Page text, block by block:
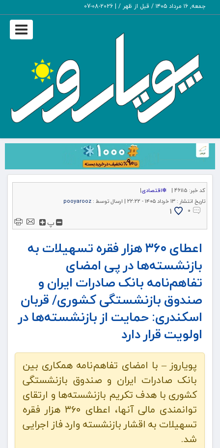
جمعه, ۱۶ مرداد ۱۴۰۵ / قبل از ظهر / |
2026-08-07
Toggle
کد خبر: 46115 | ❇اقتصادی|
تاریخ انتشار : ۱۳ خرداد ۱۴۰۵ - ۲۲:۲۲ | ارسال توسط : pooyarooz
۰
1
پ
اعطای ۳۶۰ هزار فقره تسهیلات به
بازنشسته‌ها در پی امضای
تفاهم‌نامه بانک صادرات ایران و
صندوق بازنشستگی کشوری/ قربان
اسکندری: حمایت از بازنشسته‌ها در
اولویت قرار دارد
پویاروز – ​با امضای تفاهم‌نامه همکاری بین
بانک صادرات ایران و صندوق بازنشستگی
کشوری با هدف تکریم بازنشسته‌ها و ارتقای
توانمندی مالی آنها، اعطای ۳۶۰ هزار فقره
تسهیلات به اقشار بازنشسته وارد فاز اجرایی
شد.